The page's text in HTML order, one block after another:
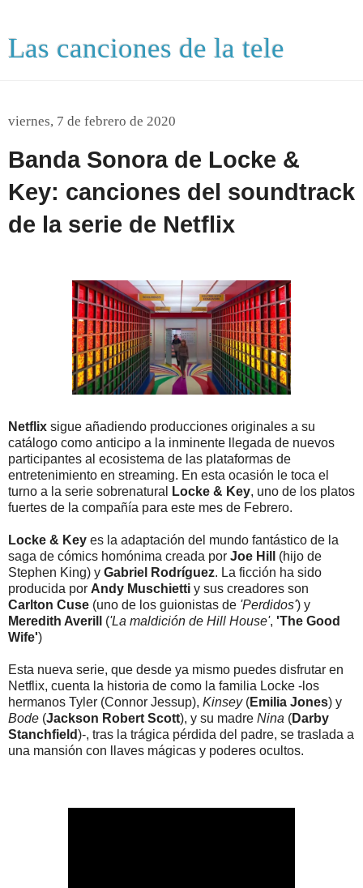
Las canciones de la tele
viernes, 7 de febrero de 2020
Banda Sonora de Locke &
Key: canciones del soundtrack
de la serie de Netflix
Netflix sigue añadiendo producciones originales a su
catálogo como anticipo a la inminente llegada de nuevos
participantes al ecosistema de las plataformas de
entretenimiento en streaming. En esta ocasión le toca el
turno a la serie sobrenatural
Locke & Key, uno de los platos
fuertes de la compañía para este mes de Febrero.
Locke & Key es la adaptación del mundo fantástico de la
saga de cómics homónima creada por Joe Hill
(hijo de
Stephen King) y Gabriel Rodríguez. La ficción ha sido
producida por Andy Muschietti y sus creadores son
Carlton Cuse (uno de los guionistas de 'Perdidos') y
Meredith Averill
('La maldición de Hill House', 'The Good
Wife')
Esta nueva serie, que desde ya mismo puedes disfrutar en
Netflix, cuenta la historia de como la familia Locke -los
hermanos Tyler (Connor Jessup), Kinsey(Emilia Jones) y
Bode (Jackson Robert Scott), y su madre Nina (Darby
Stanchfield)-, tras la trágica pérdida del padre, se traslada a
una mansión con llaves mágicas y poderes ocultos.